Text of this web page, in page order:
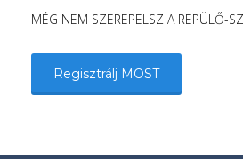
MÉG NEM SZEREPELSZ A REPÜLŐ-
Regisztrálj MOST